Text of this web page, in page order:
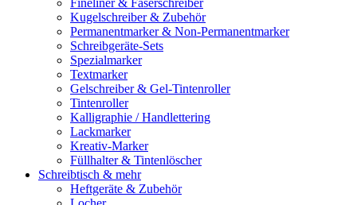
Fineliner & Faserschreiber
Kugelschreiber & Zubehör
Permanentmarker & Non-Permanentmarker
Schreibgeräte-Sets
Spezialmarker
Textmarker
Gelschreiber & Gel-Tintenroller
Tintenroller
Kalligraphie / Handlettering
Lackmarker
Kreativ-Marker
Füllhalter & Tintenlöscher
Schreibtisch & mehr
Heftgeräte & Zubehör